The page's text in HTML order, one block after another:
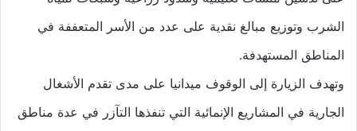
الشرب وتوزيع مبالغ نقدية على عدد من الأسر المتعففة في
المناطق المستهدفة.
وتهدف الزيارة إلى الوقوف ميدانيا على مدى تقدم الأشغال
الجارية في المشاريع الإنمائية التي تنفذها التآزر في عدة مناطق